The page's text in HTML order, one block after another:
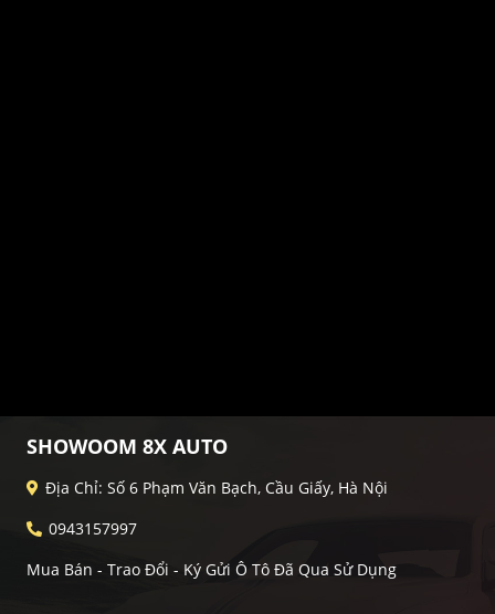
SHOWOOM 8X AUTO
Địa Chỉ: Số 6 Phạm Văn Bạch, Cầu Giấy, Hà Nội
0943157997
Mua Bán - Trao Đổi - Ký Gửi Ô Tô Đã Qua Sử Dụng